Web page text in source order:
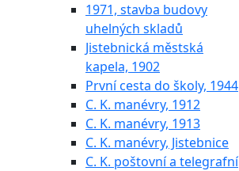
1971, stavba budovy
uhelných skladů
Jistebnická městská
kapela, 1902
První cesta do školy, 1944
C. K. manévry, 1912
C. K. manévry, 1913
C. K. manévry, Jistebnice
C. K. poštovní a telegrafní